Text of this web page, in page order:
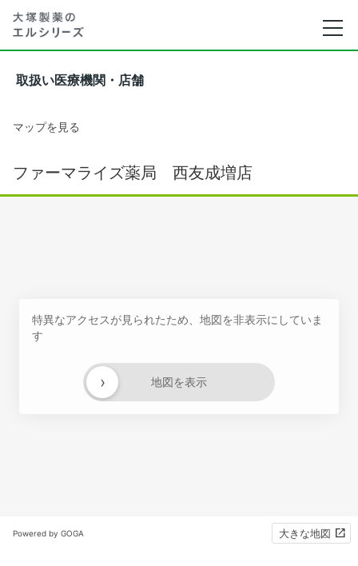
取扱い医療機関・店舗
マップを見る
ファーマライズ薬局 西友成増店
特異なアクセスが見られたため、地図を非表示にしていま
す
地図を表示
›
Powered by GOGA 大きな地図